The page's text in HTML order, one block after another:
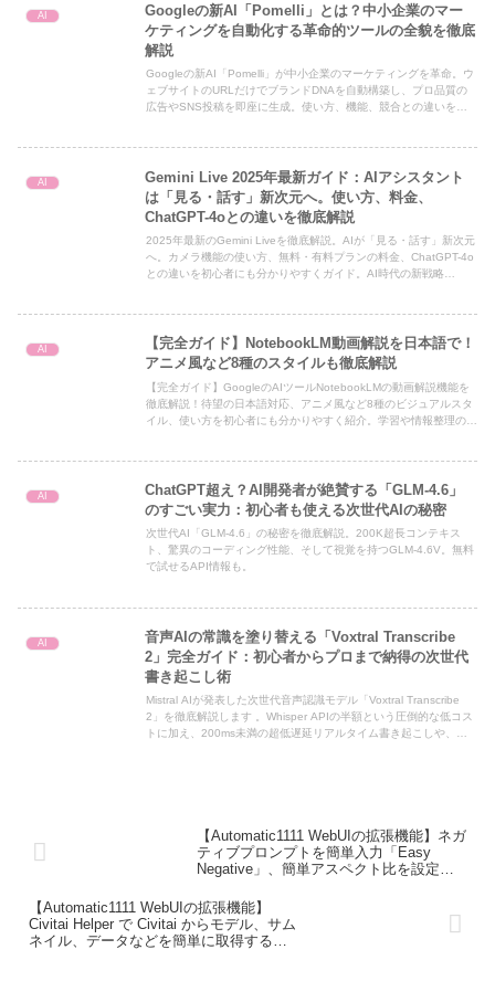
AI
Googleの新AI「Pomelli」とは？中小企業のマー
ケティングを自動化する革命的ツールの全貌を徹底
解説
Googleの新AI「Pomelli」が中小企業のマーケティングを革命。ウ
ェブサイトのURLだけでブランドDNAを自動構築し、プロ品質の
広告やSNS投稿を即座に生成。使い方、機能、競合との違いを徹
AI
Gemini Live 2025年最新ガイド：AIアシスタント
は「見る・話す」新次元へ。使い方、料金、
ChatGPT-4oとの違いを徹底解説
2025年最新のGemini Liveを徹底解説。AIが「見る・話す」新次元
へ。カメラ機能の使い方、無料・有料プランの料金、ChatGPT-4o
との違いを初心者にも分かりやすくガイド。AI時代の新戦略
AI
【完全ガイド】NotebookLM動画解説を日本語で！
アニメ風など8種のスタイルも徹底解説
【完全ガイド】GoogleのAIツールNotebookLMの動画解説機能を
徹底解説！待望の日本語対応、アニメ風など8種のビジュアルスタ
イル、使い方を初心者にも分かりやすく紹介。学習や情報整理の効
AI
ChatGPT超え？AI開発者が絶賛する「GLM-4.6」
のすごい実力：初心者も使える次世代AIの秘密
次世代AI「GLM-4.6」の秘密を徹底解説。200K超長コンテキス
ト、驚異のコーディング性能、そして視覚を持つGLM-4.6V。無料
で試せるAPI情報も。
AI
音声AIの常識を塗り替える「Voxtral Transcribe
2」完全ガイド：初心者からプロまで納得の次世代
書き起こし術
Mistral AIが発表した次世代音声認識モデル「Voxtral Transcribe
2」を徹底解説します 。Whisper APIの半額という圧倒的な低コス
トに加え、200ms未満の超低遅延リアルタイム書き起こしや、高
【Automatic1111 WebUIの拡張機能】ネガ
ティブプロンプトを簡単入力「Easy
Negative」、簡単アスペクト比を設定で
説
【Automatic1111 WebUIの拡張機能】
Civitai Helper で Civitai からモデル、サム
ネイル、データなどを簡単に取得する方